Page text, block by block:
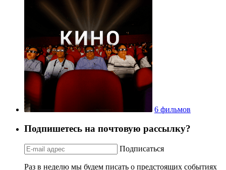
6 фильмов
Подпишетесь на почтовую рассылку?
Подписаться
Раз в неделю мы будем писать о предстоящих событиях